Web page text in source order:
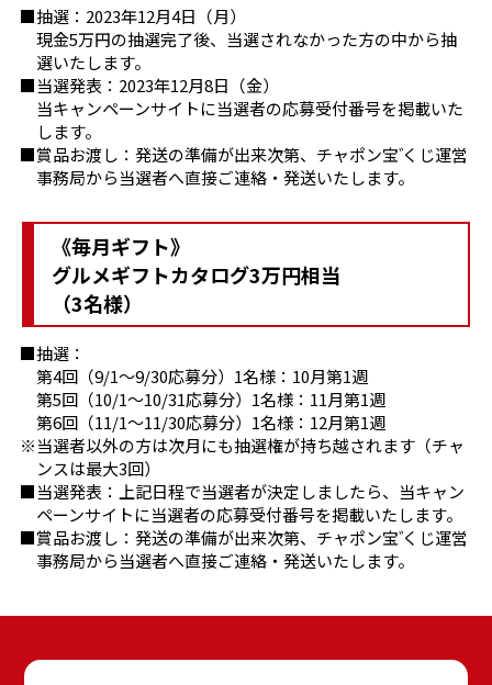
抽選：2023年12月4日（月）
現金5万円の抽選完了後、当選されなかった方の中から抽
選いたします。
当選発表：2023年12月8日（金）
当キャンペーンサイトに当選者の応募受付番号を掲載いた
します。
賞品お渡し：発送の準備が出来次第、チャポン宝くじ運営
事務局から当選者へ直接ご連絡・発送いたします。
《毎月ギフト》
グルメギフトカタログ3万円相当
（3名様）
第4回（9/1～9/30応募分）1名様：10月第1週
第5回（10/1～10/31応募分）1名様：11月第1週
第6回（11/1～11/30応募分）1名様：12月第1週
当選者以外の方は次月にも抽選権が持ち越されます（チャ
ンスは最大3回）
当選発表：上記日程で当選者が決定しましたら、当キャン
ペーンサイトに当選者の応募受付番号を掲載いたします。
賞品お渡し：発送の準備が出来次第、チャポン宝くじ運営
事務局から当選者へ直接ご連絡・発送いたします。